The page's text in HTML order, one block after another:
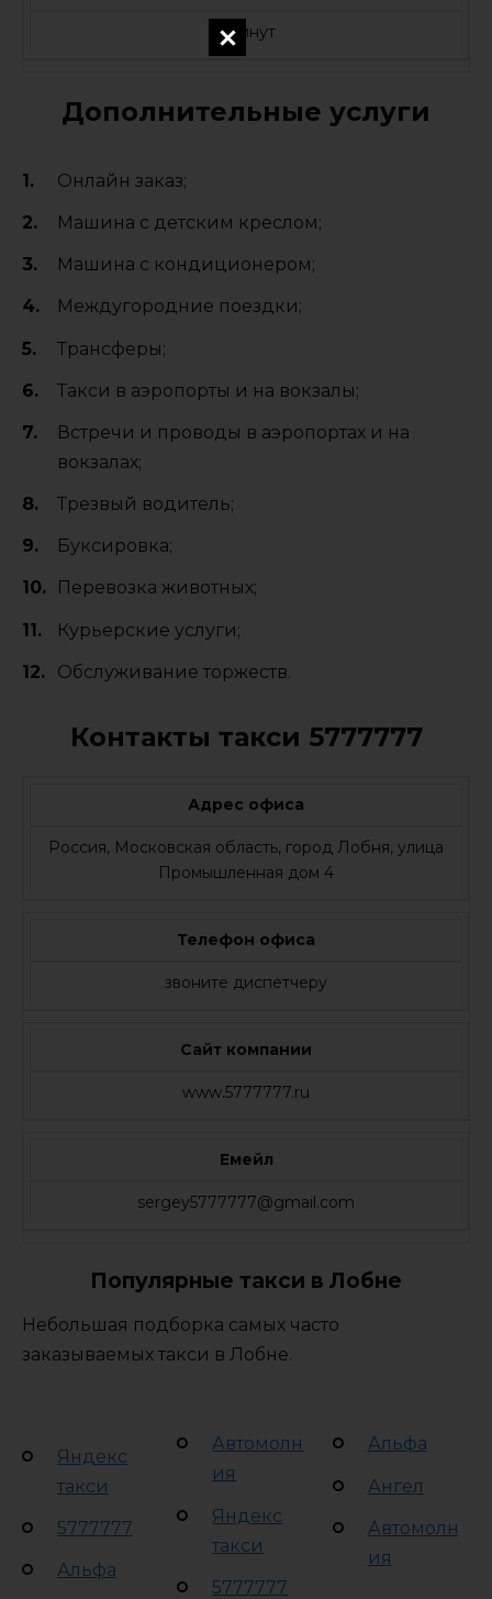
5 минут
Дополнительные услуги
Онлайн заказ;
Машина с детским креслом;
Машина с кондиционером;
Междугородние поездки;
Трансферы;
Такси в аэропорты и на вокзалы;
Встречи и проводы в аэропортах и на
вокзалах;
Трезвый водитель;
Буксировка;
Перевозка животных;
Курьерские услуги;
Обслуживание торжеств.
Контакты такси 5777777
Адрес офиса
Россия, Московская область, город Лобня, улица
Промышленная дом 4
Телефон офиса
звоните диспетчеру
Сайт компании
www.5777777.ru
Емейл
sergey5777777@gmail.com
Популярные такси в Лобне
Небольшая подборка самых часто
заказываемых такси в Лобне.
Яндекс
такси
5777777
Альфа
Автомолн
ия
Яндекс
такси
5777777
Альфа
Ангел
Автомолн
ия